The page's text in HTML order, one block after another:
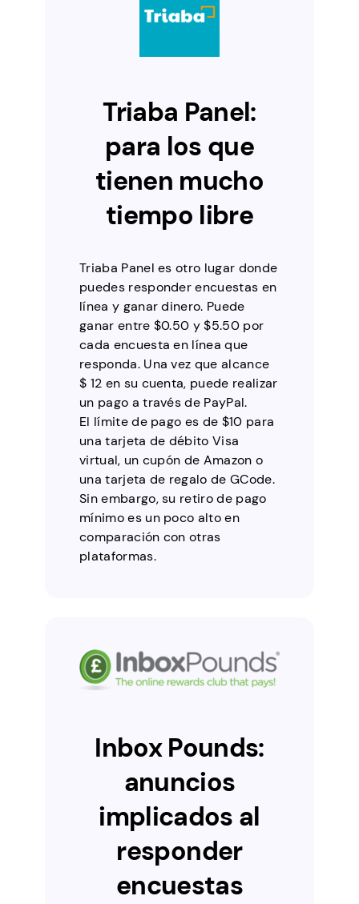
Triaba Panel:
para los que
tienen mucho
tiempo libre
Triaba Panel es otro lugar donde
puedes responder encuestas en
línea y ganar dinero. Puede
ganar entre $0.50 y $5.50 por
cada encuesta en línea que
responda. Una vez que alcance
$ 12 en su cuenta, puede realizar
un pago a través de PayPal.
El límite de pago es de $10 para
una tarjeta de débito Visa
virtual, un cupón de Amazon o
una tarjeta de regalo de GCode.
Sin embargo, su retiro de pago
mínimo es un poco alto en
comparación con otras
plataformas.
Inbox Pounds:
anuncios
implicados al
responder
encuestas